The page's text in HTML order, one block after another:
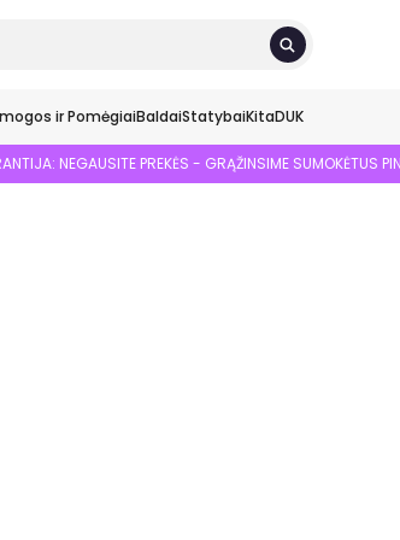
ir PomėgiaiBaldaiStatybaiKitaDUK
NEGAUSITE PREKĖS - GRĄŽINSIME SUMOKĖTUS